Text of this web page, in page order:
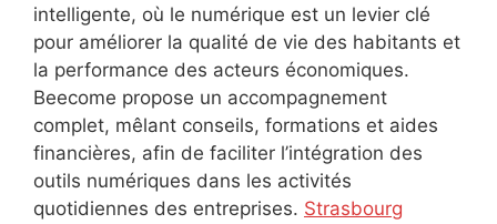
intelligente, où le numérique est un levier clé
pour améliorer la qualité de vie des habitants et
la performance des acteurs économiques.
Beecome propose un accompagnement
complet, mêlant conseils, formations et aides
financières, afin de faciliter l’intégration des
outils numériques dans les activités
quotidiennes des entreprises. Strasbourg